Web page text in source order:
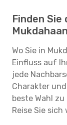
Finden Sie
Mukdahaan
Wo Sie in
Einfluss auf
jede
Charakter
beste Wahl
Reise Sie sich